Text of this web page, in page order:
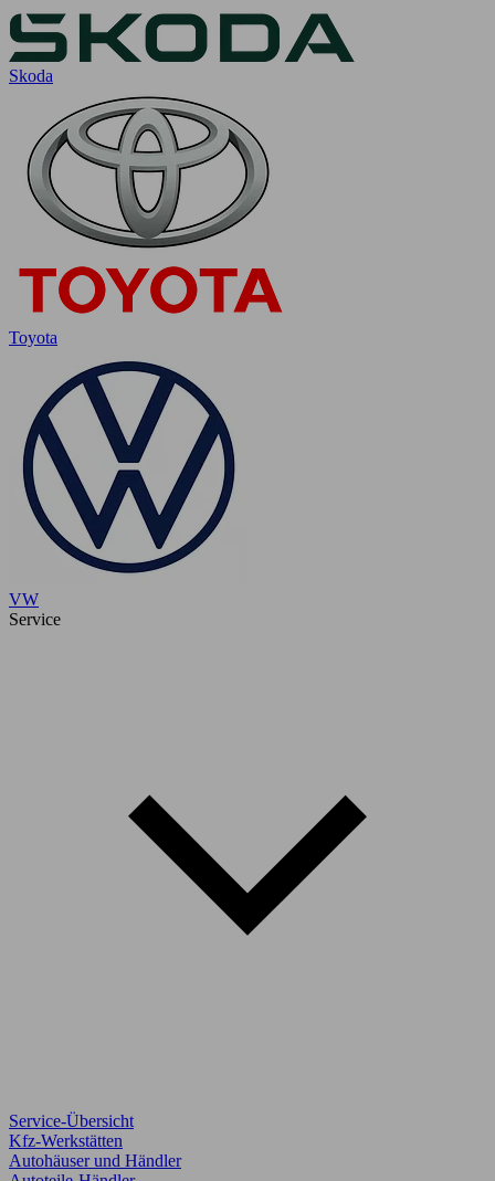
Skoda
Toyota
VW
Service
Service-Übersicht
Kfz-Werkstätten
Autohäuser und Händler